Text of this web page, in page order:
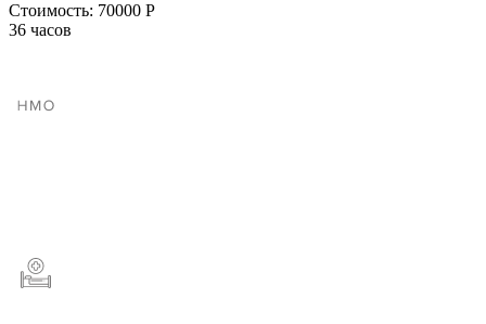
Стоимость: 70000 Р
36 часов